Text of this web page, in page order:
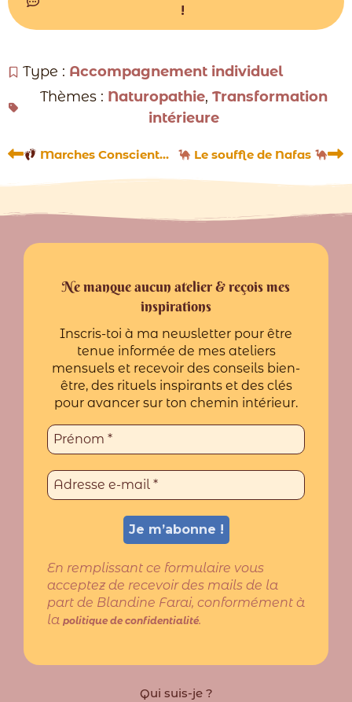
!
Type : Accompagnement individuel
Thèmes : Naturopathie, Transformation
intérieure
Précédent
Marches Conscientes Le souffle de Nafas
Ne manque aucun atelier & reçois mes
inspirations
Inscris-toi à ma newsletter pour être
tenue informée de mes ateliers
mensuels et recevoir des conseils bien-
être, des rituels inspirants et des clés
pour avancer sur ton chemin intérieur.
En remplissant ce formulaire vous
acceptez de recevoir des mails de la
part de Blandine Farai, conformément à
la politique de confidentialité.
Qui suis-je ?